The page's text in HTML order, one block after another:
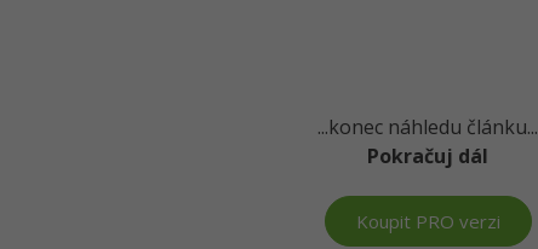
...konec náhledu článku...
Pokračuj dál
Koupit PRO verzi